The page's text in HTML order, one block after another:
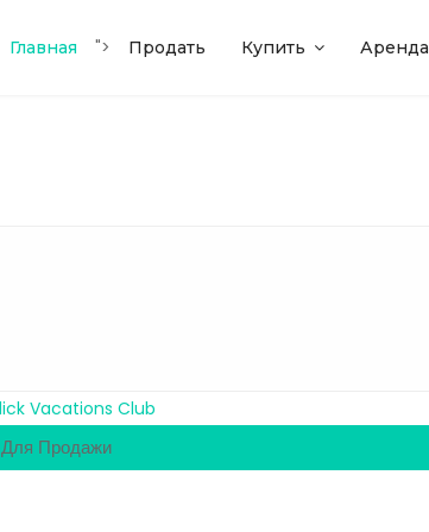
Главная "> Продать Купить Аренда
Для Продажи